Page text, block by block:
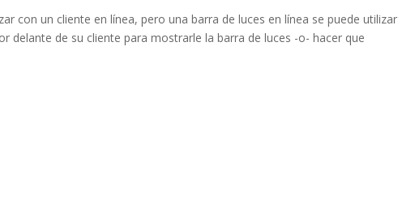
con un cliente en línea, pero una barra de luces en línea se puede utilizar
delante de su cliente para mostrarle la barra de luces -o- hacer que